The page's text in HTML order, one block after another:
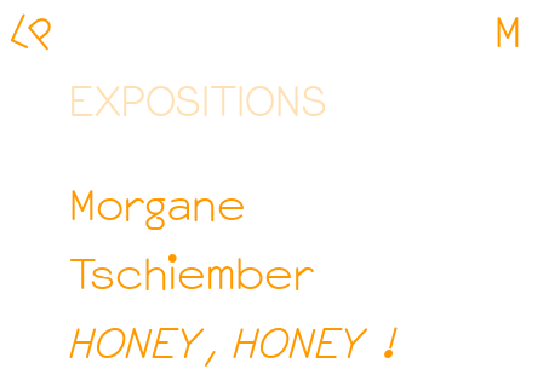
M
L
P
EXPOSITIONS
Morgane
Tschiember
HONEY, HONEY !